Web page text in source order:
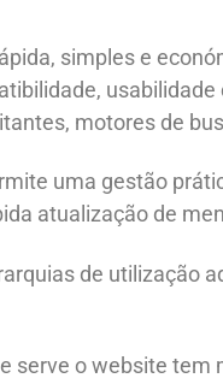
simples e
motores de
uma gestão
atualização de
de utilização
serve o website